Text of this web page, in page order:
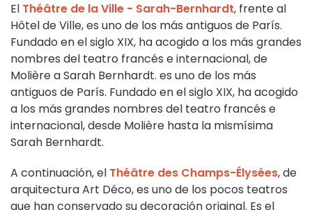
El Théâtre de la Ville - Sarah-Bernhardt, frente al
Hôtel de Ville, es uno de los más antiguos de París.
Fundado en el siglo XIX, ha acogido a los más grandes
nombres del teatro francés e internacional, de
Molière a Sarah Bernhardt. es uno de los más
antiguos de París. Fundado en el siglo XIX, ha acogido
a los más grandes nombres del teatro francés e
internacional, desde Molière hasta la mismísima
Sarah Bernhardt.
A continuación, el Théâtre des Champs-Élysées, de
arquitectura Art Déco, es uno de los pocos teatros
que han conservado su decoración original. Es el